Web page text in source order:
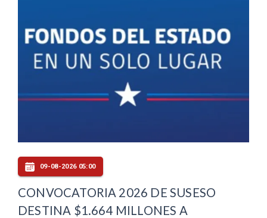
09-08-2026 05:00
CONVOCATORIA 2026 DE SUSESO
DESTINA $1.664 MILLONES A